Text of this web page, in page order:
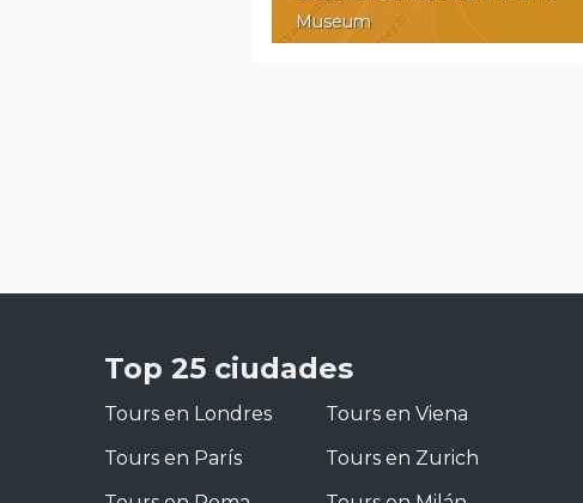
Museum
Top 25 ciudades
Tours en Londres
Tours en París
Tours en Viena
Tours en Zurich